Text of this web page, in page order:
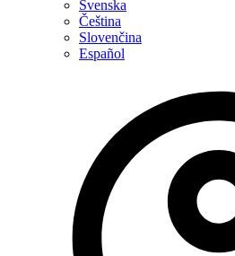
Svenska
Čeština
Slovenčina
Español